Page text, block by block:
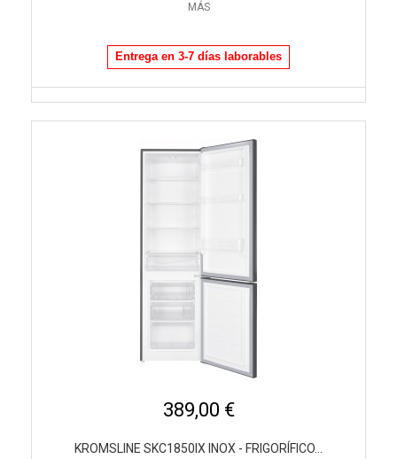
MÁS
Entrega en 3-7 días laborables
389,00 €
KROMSLINE SKC1850IX INOX - FRIGORÍFICO...